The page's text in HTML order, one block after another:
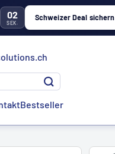
01
SEK.
Schweizer Deal sichern
Bestseller